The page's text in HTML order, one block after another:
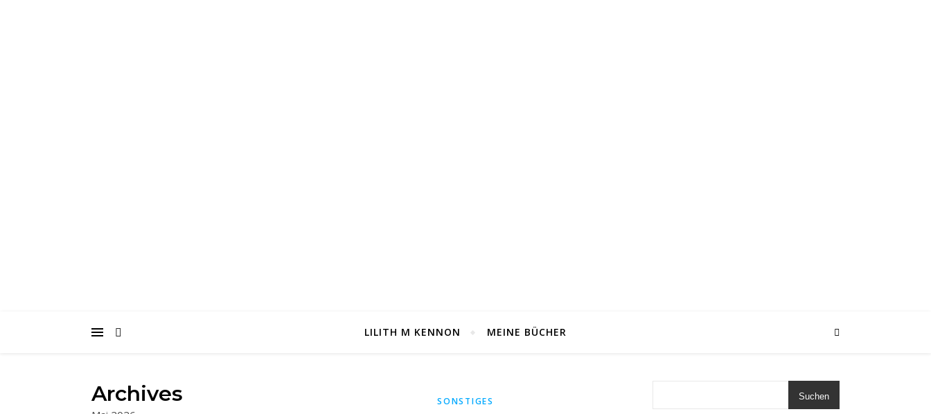
LILITH M KENNON MEINE BÜCHER
Archives SONSTIGES Suchen